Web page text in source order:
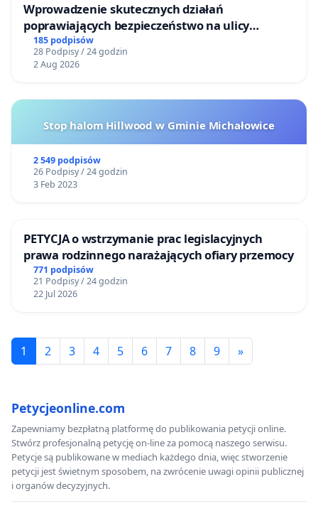
Wprowadzenie skutecznych działań
poprawiających bezpieczeństwo na ulicy
Żeromskiego w Otwocku
185 podpisów
28 Podpisy / 24 godzin
2 Aug 2026
Stop halom Hillwood w Gminie Michałowice
2 549 podpisów
26 Podpisy / 24 godzin
3 Feb 2023
PETYCJA o wstrzymanie prac legislacyjnych
prawa rodzinnego narażających ofiary przemocy
771 podpisów
21 Podpisy / 24 godzin
22 Jul 2026
1 2 3 4 5 6 7 8 9 »
Petycjeonline.com
Zapewniamy bezpłatną platformę do publikowania petycji online.
Stwórz profesjonalną petycję on-line za pomocą naszego serwisu.
Petycje są publikowane w mediach każdego dnia, więc stworzenie
petycji jest świetnym sposobem, na zwrócenie uwagi opinii publicznej
i organów decyzyjnych.